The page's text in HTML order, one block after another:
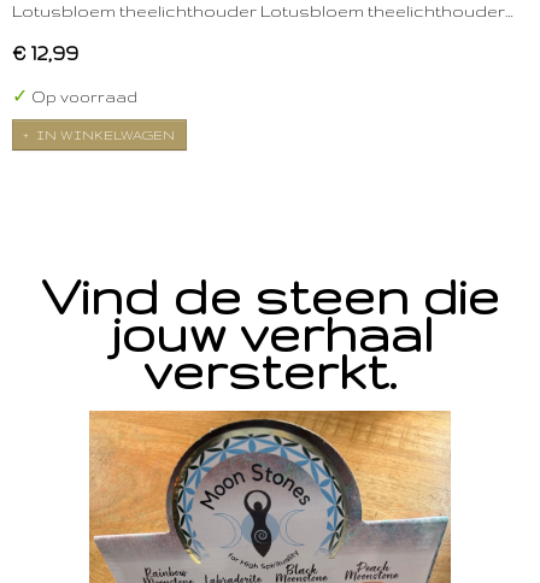
Lotusbloem theelichthouder Lotusbloem theelichthouder…
€ 12,99
✓ Op voorraad
IN WINKELWAGEN
Vind de steen die
jouw verhaal
versterkt.